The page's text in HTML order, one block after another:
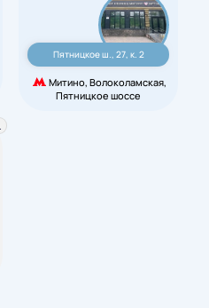
Пятницкое ш., 27, к. 2
Митино, Волоколамская,
Пятницкое шоссе